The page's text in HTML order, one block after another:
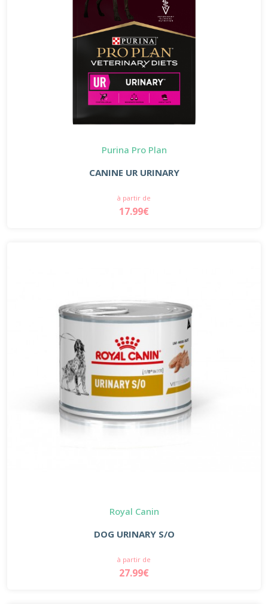
Purina Pro Plan
CANINE UR URINARY
à partir de
17.99€
Royal Canin
DOG URINARY S/O
à partir de
27.99€